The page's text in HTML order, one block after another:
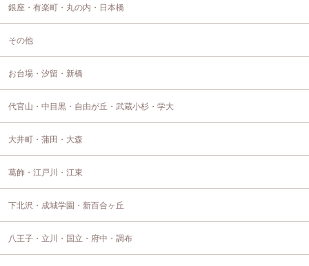
銀座・有楽町・丸の内・日本橋
その他
お台場・汐留・新橋
代官山・中目黒・自由が丘・武蔵小杉・学大
大井町・蒲田・大森
葛飾・江戸川・江東
下北沢・成城学園・新百合ヶ丘
八王子・立川・国立・府中・調布